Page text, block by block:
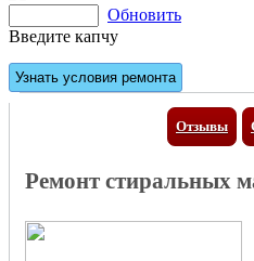
Обновить
Введите капчу
Отзывы
Ремонт стиральных